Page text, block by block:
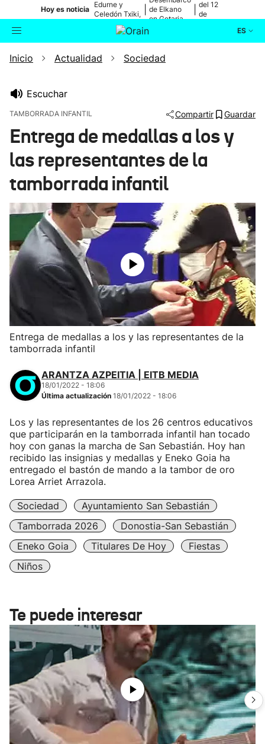
Hoy es noticia
Edurne y
Celedón Txiki,
en directo
de Elkano
en Getaria
del 12
de
ES
Buscador Actualidad
Ikusmiran
Eguraldia
Inicio Actualidad Sociedad
Escuchar
TAMBORRADA INFANTIL Compartir Guardar
Entrega de medallas a los y
las representantes de la
tamborrada infantil
Entrega de medallas a los y las representantes de la
tamborrada infantil
ARANTZA AZPEITIA | EITB MEDIA
18/01/2022 - 18:06
Última actualización 18/01/2022 - 18:06
Los y las representantes de los 26 centros educativos
que participarán en la tamborrada infantil han tocado
hoy con ganas la marcha de San Sebastián. Hoy han
recibido las insignias y medallas y Eneko Goia ha
entregado el bastón de mando a la tambor de oro
Lorea Arriet Arrazola.
Sociedad
Ayuntamiento San Sebastián
Tamborrada 2026
Donostia-San Sebastián
Eneko Goia
Titulares De Hoy
Fiestas
Niños
Te puede interesar